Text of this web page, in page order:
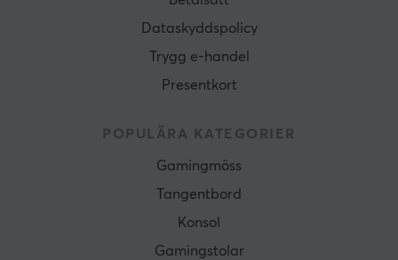
Dataskyddspolicy
Trygg e-handel
Presentkort
POPULÄRA KATEGORIER
Gamingmöss
Tangentbord
Konsol
Gamingstolar